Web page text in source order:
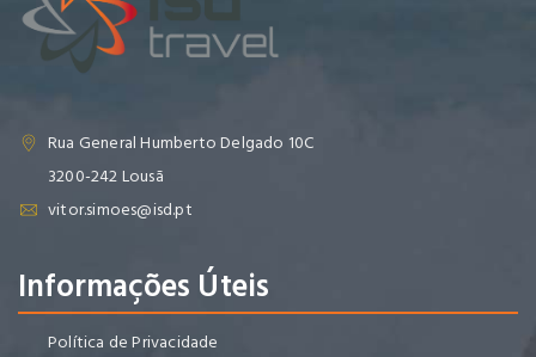
Rua General Humberto Delgado 10C
3200-242 Lousã
vitor.simoes@isd.pt
Informações Úteis
Política de Privacidade